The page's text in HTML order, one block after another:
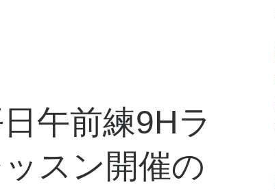
午前練9Hラ
スン開催の